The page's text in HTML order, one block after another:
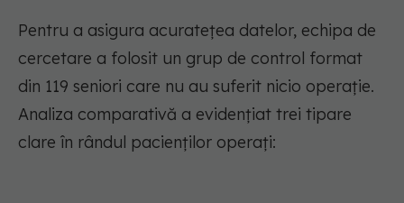
Pentru a asigura acuratețea datelor, echipa de
cercetare a folosit un grup de control format
din 119 seniori care nu au suferit nicio operație.
Analiza comparativă a evidențiat trei tipare
clare în rândul pacienților operați: